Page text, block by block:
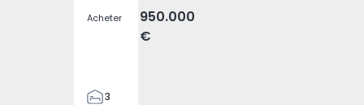
Acheter
950.000
€
3